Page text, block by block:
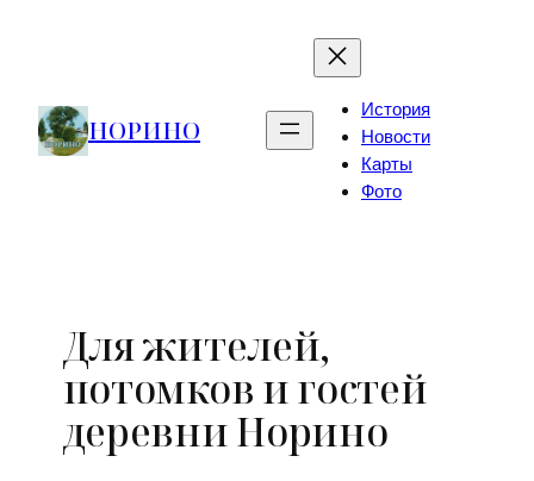
НОРИНО
История
Новости
Карты
Фото
Для жителей,
потомков и гостей
деревни Норино